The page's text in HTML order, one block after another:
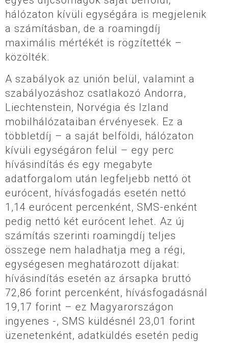
hálózaton kívüli egységára is megjelenik
a számításban, de a roamingdíj
maximális mértékét is rögzítették –
közölték.
A szabályok az unión belül, valamint a
szabályozáshoz csatlakozó Andorra,
Liechtenstein, Norvégia és Izland
mobilhálózataiban érvényesek. Ez a
többletdíj – a saját belföldi, hálózaton
kívüli egységáron felül – egy perc
hívásindítás és egy megabyte
adatforgalom után legfeljebb nettó öt
eurócent, hívásfogadás esetén nettó
1,14 eurócent percenként, SMS-enként
pedig nettó két eurócent lehet. Az új
számítás szerinti roamingdíj teljes
összege nem haladhatja meg a régi,
egységesen meghatározott díjakat:
hívásindítás esetén az ársapka bruttó
72,86 forint percenként, hívásfogadásnál
19,17 forint – ez Magyarországon
ingyenes -, SMS küldésnél 23,01 forint
üzenetenként, adatküldés esetén pedig